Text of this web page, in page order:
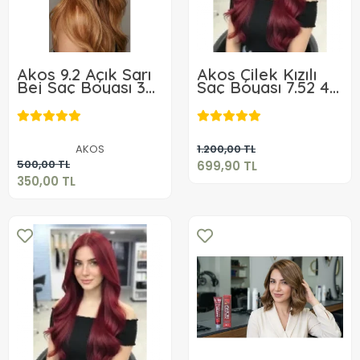
Akos 9.2 Açık Sarı
Bej Saç Boyası 3
adet Boya + 3
Adet Oksidan
AKOS
500,00 TL
350,00 TL
350,00 TL
Sepete Ekle
Akos Çilek Kızılı
Saç Boyası 7.52 4
Adet + 4 Adet
Oksidan
1.200,00 TL
699,90 TL
699,90 TL